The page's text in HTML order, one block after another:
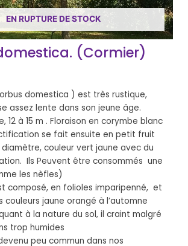
EN RUPTURE DE STOCK
(Cormier)
domestica ) est très rustique,
assez lente dans son jeune âge.
12 à 15 m . Floraison en corymbe blanc
se fait ensuite en petit fruit
couleur vert jaune avec du
Ils Peuvent être consommés une
les nèfles)
composé, en folioles imparipenné, et
couleurs jaune orangé à l’automne
à la nature du sol, il craint malgré
trop humides
peu commun dans nos